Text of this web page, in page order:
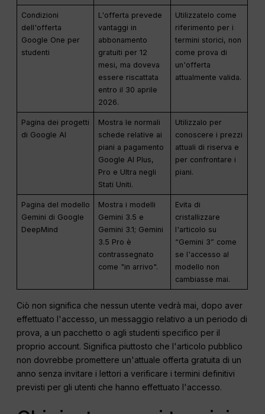
Condizioni
dell'offerta
Google One per
studenti
L'offerta prevede
vantaggi in
abbonamento
gratuiti per 12
mesi, ma doveva
essere riscattata
entro il 30 aprile
2026.
Utilizzatelo come
riferimento per i
termini storici, non
come prova di
un'offerta
attualmente valida.
Pagina dei progetti
di Google AI
Mostra le normali
schede relative ai
piani a pagamento
Google AI Plus,
Pro e Ultra negli
Stati Uniti.
Utilizzalo per
conoscere i prezzi
attuali di riserva e
per confrontare i
piani.
Pagina del modello
Gemini di Google
DeepMind
Mostra i modelli
Gemini 3.5 e
Gemini 3.1; Gemini
3.5 Pro è
contrassegnato
come "in arrivo".
Evita di
cristallizzare
l'articolo su
“Gemini 3” come
se l'accesso al
modello non
cambiasse mai.
Ciò non significa che nessun utente vedrà mai, dopo aver
effettuato l'accesso, un messaggio relativo a un periodo di
prova, a un pacchetto o agli studenti specifico per il
proprio account. Significa piuttosto che l'articolo pubblico
non dovrebbe promettere un'attuale offerta gratuita di un
anno senza invitare i lettori a verificare i termini definitivi
previsti per gli utenti che hanno effettuato l'accesso.